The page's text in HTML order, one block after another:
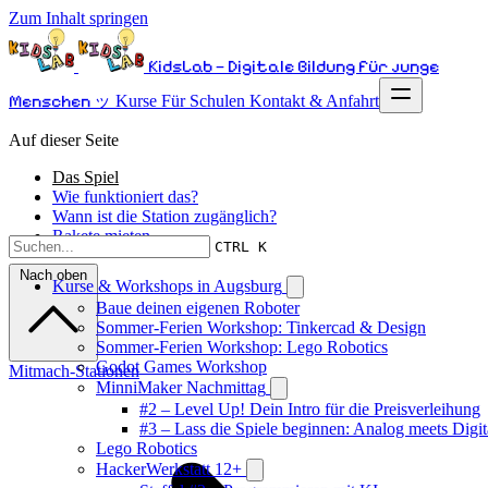
Zum Inhalt springen
KidsLab – Digitale Bildung für junge
Menschen ッ Kurse Für Schulen Kontakt & Anfahrt
CTRL K
Kurse & Workshops in Augsburg
Baue deinen eigenen Roboter
Sommer-Ferien Workshop: Tinkercad & Design
Sommer-Ferien Workshop: Lego Robotics
Godot Games Workshop
MinniMaker Nachmittag
#2 – Level Up! Dein Intro für die Preisverleihung
#3 – Lass die Spiele beginnen: Analog meets
Lego Robotics
HackerWerkstatt 12+
Auf dieser Seite
Das Spiel
Wie funktioniert das?
Wann ist die Station zugänglich?
Rakete mieten
Nach oben
Mitmach-Stationen